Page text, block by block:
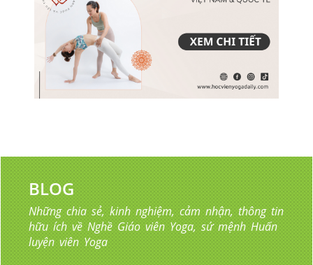
BLOG
Những chia sẻ, kinh nghiệm, cảm nhận, thông tin
hữu ích về Nghề Giáo viên Yoga, sứ mệnh Huấn
luyện viên Yoga